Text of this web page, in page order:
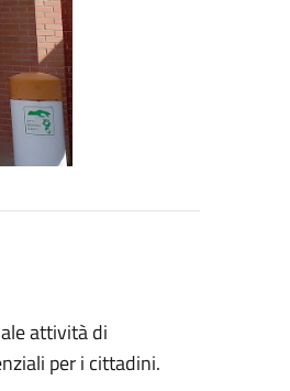
attività di
per i cittadini.